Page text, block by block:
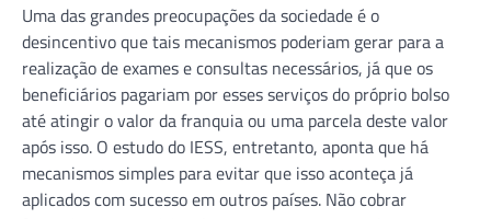
Uma das grandes preocupações da sociedade é o
desincentivo que tais mecanismos poderiam gerar para a
realização de exames e consultas necessários, já que os
beneficiários pagariam por esses serviços do próprio bolso
até atingir o valor da franquia ou uma parcela deste valor
após isso. O estudo do IESS, entretanto, aponta que há
mecanismos simples para evitar que isso aconteça já
aplicados com sucesso em outros países. Não cobrar